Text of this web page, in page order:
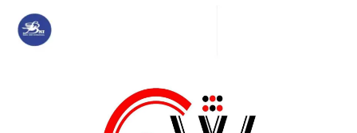
content